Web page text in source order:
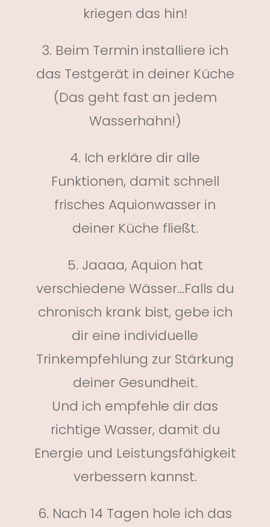
kriegen das hin!
3. Beim Termin installiere ich
das Testgerät in deiner Küche
(Das geht fast an jedem
Wasserhahn!)
4. Ich erkläre dir alle
Funktionen, damit schnell
frisches Aquionwasser in
deiner Küche fließt.
5. Jaaaa, Aquion hat
verschiedene Wässer...Falls du
chronisch krank bist, gebe ich
dir eine individuelle
Trinkempfehlung zur Stärkung
deiner Gesundheit.
Und ich empfehle dir das
richtige Wasser, damit du
Energie und Leistungsfähigkeit
verbessern kannst.
6. Nach 14 Tagen hole ich das